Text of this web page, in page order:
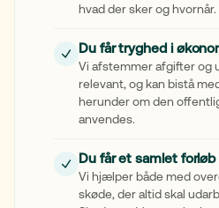
hvad der sker og hvornår.
Du får tryghed i
Vi afstemmer afgifter og
relevant, og kan bistå
herunder om den
anvendes.
Du får et samlet forløb
Vi hjælper både med
skøde, der altid skal